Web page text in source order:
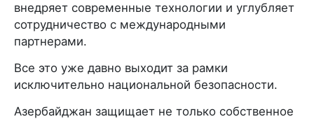
внедряет современные технологии и углубляет
сотрудничество с международными
партнерами.
Все это уже давно выходит за рамки
исключительно национальной безопасности.
Азербайджан защищает не только собственное